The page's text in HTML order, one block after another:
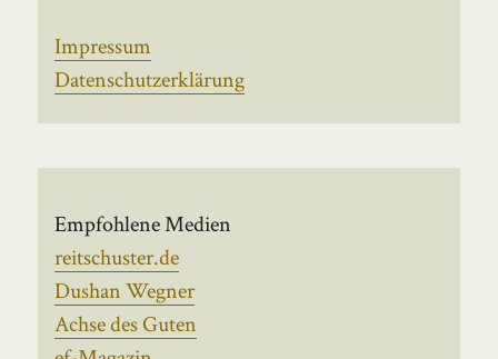
Impressum
Datenschutzerklärung
Empfohlene Medien
reitschuster.de
Dushan Wegner
Achse des Guten